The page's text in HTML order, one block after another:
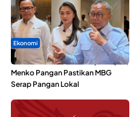
Ekonomi
SPPG di Maluku Utara Dipercepat,
Menko Pangan Pastikan MBG
Serap Pangan Lokal